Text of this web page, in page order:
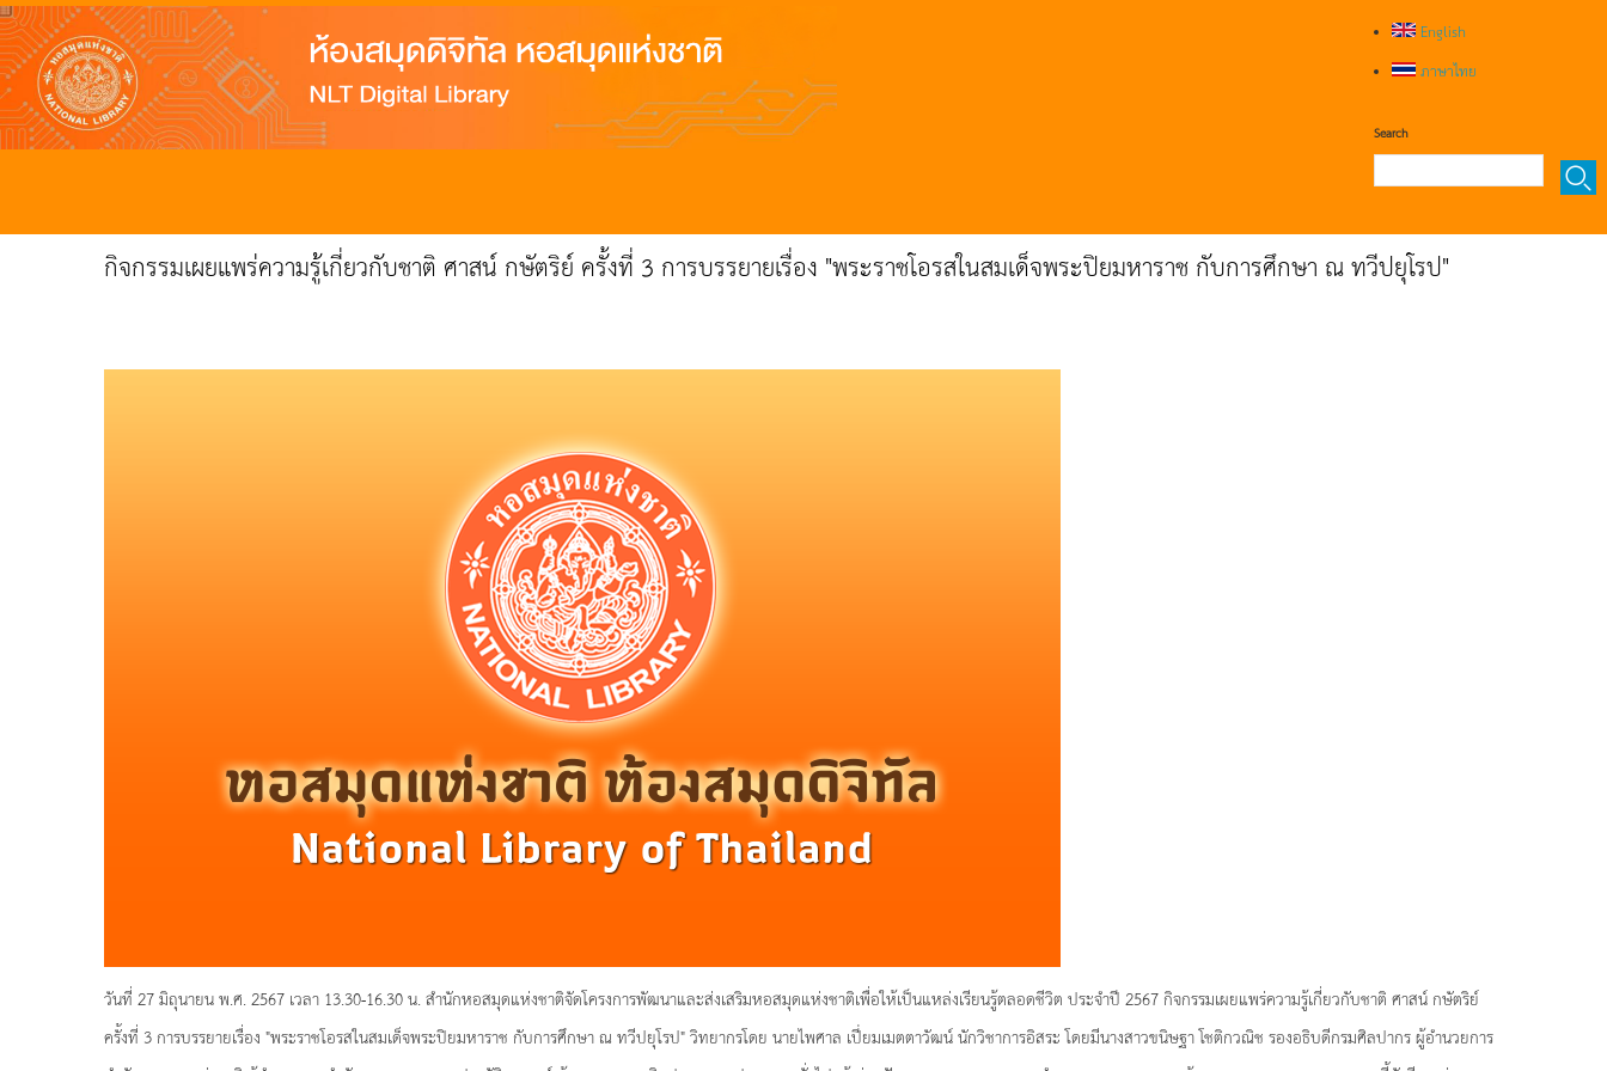
English
ภาษาไทย
Search
กิจกรรมเผยแพร่ความรู้เกี่ยวกับชาติ ศาสน์ กษัตริย์ ครั้งที่ 3 การบรรยายเรื่อง "พระราชโอรสในสมเด็จพระปิยมหาราช กับการศึกษา ณ ทวีปยุโรป"
วันที่ 27 มิถุนายน พ.ศ. 2567 เวลา 13.30-16.30 น. สำนักหอสมุดแห่งชาติจัดโครงการพัฒนาและส่งเสริมหอสมุดแห่งชาติเพื่อให้เป็นแหล่งเรียนรู้ตลอดชีวิต ประจำปี 2567 กิจกรรมเผยแพร่ความรู้เกี่ยวกับชาติ ศาสน์ กษัตริย์
ครั้งที่ 3 การบรรยายเรื่อง "พระราชโอรสในสมเด็จพระปิยมหาราช กับการศึกษา ณ ทวีปยุโรป" วิทยากรโดย นายไพศาล เปี่ยมเมตตาวัฒน์ นักวิชาการอิสระ โดยมีนางสาวขนิษฐา โชติกวณิช รองอธิบดีกรมศิลปากร ผู้อำนวยการ